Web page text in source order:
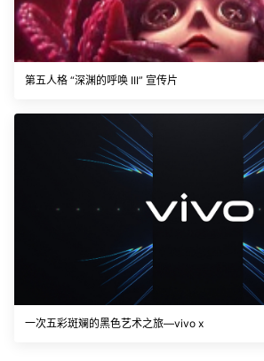
第五人格 “深渊的呼唤 III” 宣传片
一次五彩斑斓的黑色艺术之旅—vivo x